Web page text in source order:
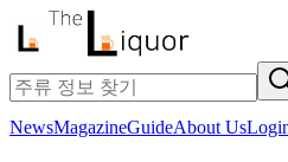
NewsMagazineGuideAbout Us